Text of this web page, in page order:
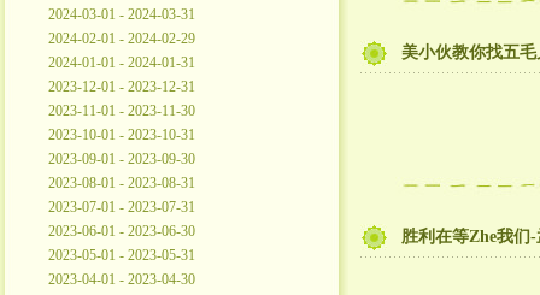
2024-03-01 - 2024-03-31
2024-02-01 - 2024-02-29
2024-01-01 - 2024-01-31
2023-12-01 - 2023-12-31
2023-11-01 - 2023-11-30
2023-10-01 - 2023-10-31
2023-09-01 - 2023-09-30
2023-08-01 - 2023-08-31
2023-07-01 - 2023-07-31
2023-06-01 - 2023-06-30
2023-05-01 - 2023-05-31
2023-04-01 - 2023-04-30
美小伙教你找五毛
胜利在等Zhe我们